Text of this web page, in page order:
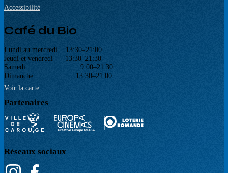
Accessibilité
Café du Bio
Lundi au mercredi 13:30–21:00
Jeudi et vendredi 13:30–21:30
Samedi 9:00–21:30
Dimanche 13:30–21:00
Voir la carte
Partenaires
Réseaux sociaux